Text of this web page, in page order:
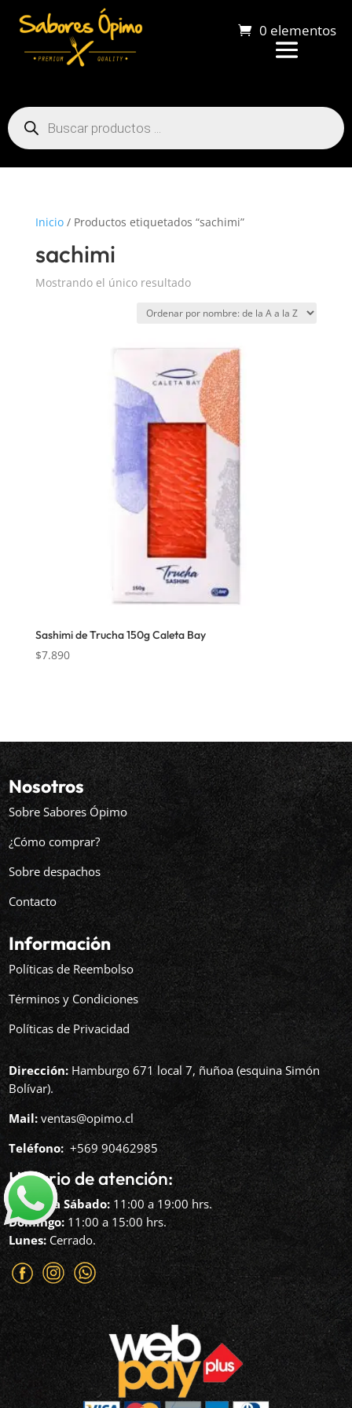
0 elementos
Búsqueda
de
productos
Inicio/ Productos etiquetados “sachimi”
sachimi
Mostrando el único resultado
Sashimi de Trucha 150g Caleta Bay
$7.890
Nosotros
Sobre Sabores Ópimo
¿Cómo comprar?
Sobre despachos
Contacto
Información
Políticas de Reembolso
Términos y Condiciones
Políticas de Privacidad
Dirección: Hamburgo 671 local 7, ñuñoa (esquina Simón
Bolívar).
Mail: ventas@opimo.cl
Teléfono: ‪+569 90462985‬
Horario de atención:
Martes a Sábado: 11:00 a 19:00 hrs.
Domingo: 11:00 a 15:00 hrs.
Lunes: Cerrado.